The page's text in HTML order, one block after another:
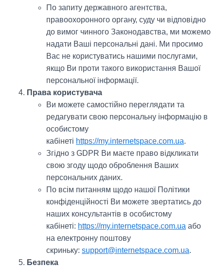
По запиту державного агентства,
правоохоронного органу, суду чи відповідно
до вимог чинного Законодавства, ми можемо
надати Ваші персональні дані. Ми просимо
Вас не користуватись нашими послугами,
якщо Ви проти такого використання Вашої
персональної інформації.
Права користувача
Ви можете самостійно переглядати та
редагувати свою персональну інформацію в
особистому
кабінеті https://my.internetspace.com.ua.
Згідно з GDPR Ви маєте право відкликати
свою згоду щодо оброблення Ваших
персональних даних.
По всім питанням щодо нашої Політики
конфіденційності Ви можете звертатись до
наших консультантів в особистому
кабінеті: https://my.internetspace.com.ua або
на електронну поштову
скриньку: support@internetspace.com.ua.
Безпека